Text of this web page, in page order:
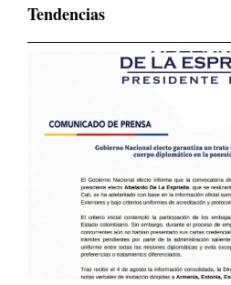
Tendencias